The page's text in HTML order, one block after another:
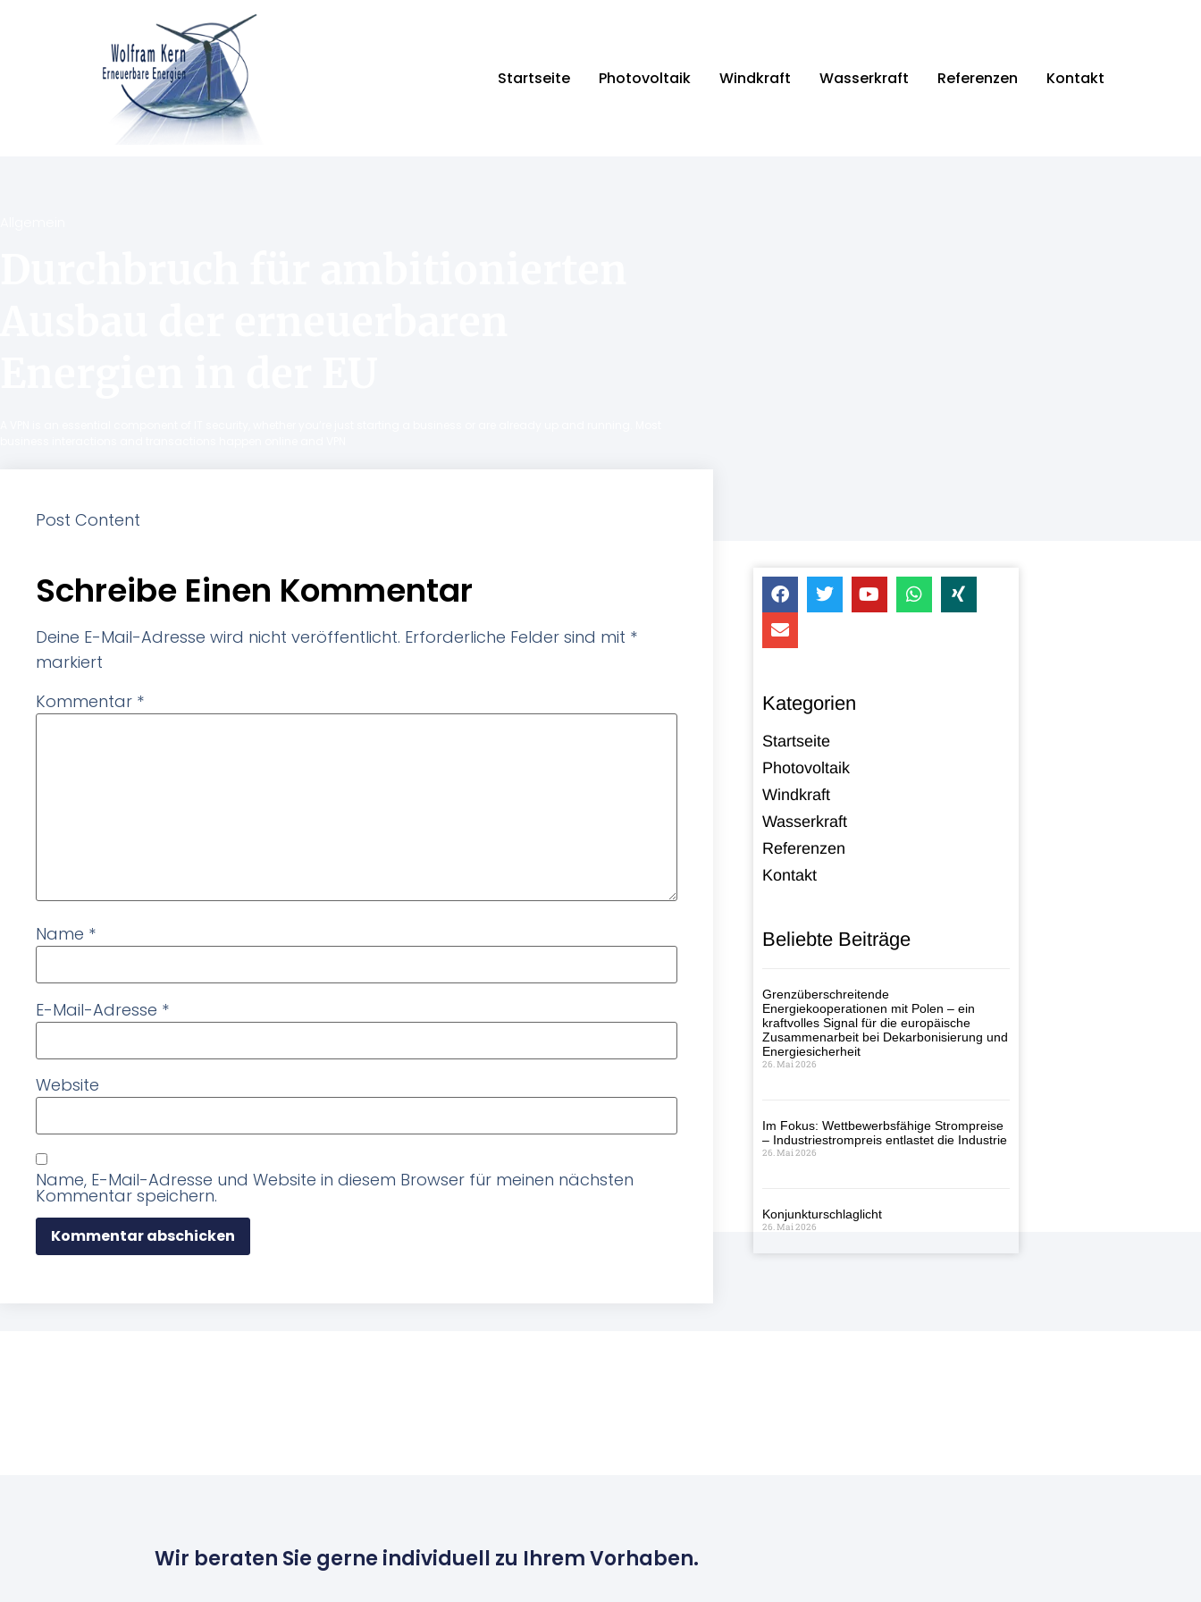
Startseite Photovoltaik Windkraft Wasserkraft Referenzen Kontakt
Post Content
Schreibe Einen Kommentar
Deine E-Mail-Adresse wird nicht veröffentlicht. Erforderliche Felder sind mit *
markiert
Kommentar *
Name *
E-Mail-Adresse *
Website
Name, E-Mail-Adresse und Website in diesem Browser für meinen nächsten
Kommentar speichern.
Kategorien
Startseite
Photovoltaik
Windkraft
Wasserkraft
Referenzen
Kontakt
Beliebte Beiträge
Grenzüberschreitende
Energiekooperationen mit Polen – ein
kraftvolles Signal für die europäische
Zusammenarbeit bei Dekarbonisierung und
Energiesicherheit
26. Mai 2026
Im Fokus: Wettbewerbsfähige Strompreise
– Industriestrompreis entlastet die Industrie
26. Mai 2026
Konjunkturschlaglicht
26. Mai 2026
Wir beraten Sie gerne individuell zu Ihrem Vorhaben.